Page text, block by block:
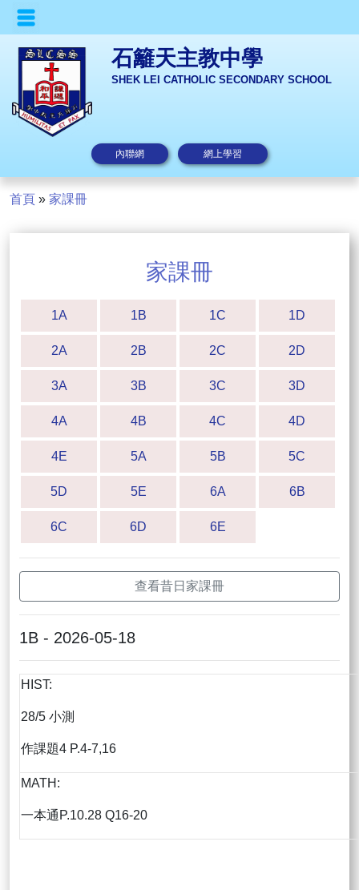
石籬天主教中學
SHEK LEI CATHOLIC SECONDARY SCHOOL
內聯網 網上學習
首頁 » 家課冊
家課冊
1A 1B 1C 1D
2A 2B 2C 2D
3A 3B 3C 3D
4A 4B 4C 4D
4E 5A 5B 5C
5D 5E 6A 6B
6C 6D 6E
查看昔日家課冊
1B - 2026-05-18
HIST:
28/5 小測
作課題4 P.4-7,16
MATH:
一本通P.10.28 Q16-20